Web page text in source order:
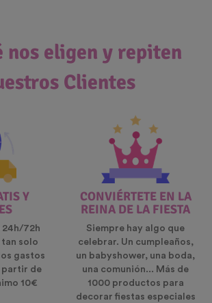
nos eligen y repiten
Clientes
Y
24h/72h
tan solo
gastos
partir de
10€
CONVIÉRTETE EN LA
REINA DE LA FIESTA
Siempre hay algo que
celebrar. Un cumpleaños,
un babyshower, una boda,
una comunión... Más de
1000 productos para
decorar fiestas especiales